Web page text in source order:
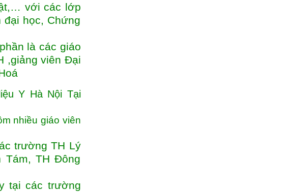
với các lớp
học, Chứng
là các giáo
,giảng viên Đại
Y Hà Nội Tại
nhiều giáo viên
trường TH Lý
TH Đông
tại các trường